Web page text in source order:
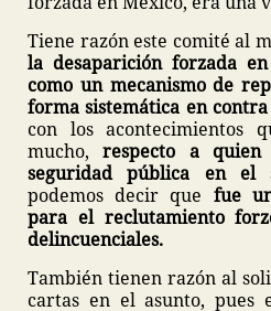
Tiene razón este comité al
la desaparición forzada
como un mecanismo de
forma sistemática en
con los acontecimientos
mucho,respecto a
seguridad pública en el
podemos decir que fue
para el reclutamiento
delincuenciales.
También tienen razón al
cartas en el asunto, pues